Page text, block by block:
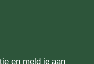
en meld je aan